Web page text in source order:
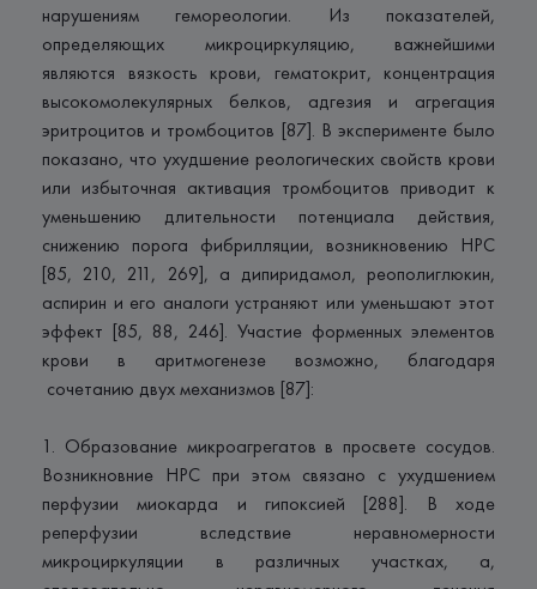
нарушениям гемореологии. Из показателей,
определяющих микроциркуляцию, важнейшими
являются вязкость крови, гематокрит, концентрация
высокомолекулярных белков, адгезия и агрегация
эритроцитов и тромбоцитов [87]. В эксперименте было
показано, что ухудшение реологических свойств крови
или избыточная активация тромбоцитов приводит к
уменьшению длительности потенциала действия,
снижению порога фибрилляции, возникновению НРС
[85, 210, 211, 269], а дипиридамол, реополиглюкин,
аспирин и его аналоги устраняют или уменьшают этот
эффект [85, 88, 246]. Участие форменных элементов
крови в аритмогенезе возможно, благодаря
сочетанию двух механизмов [87]:
1. Образование микроагрегатов в просвете сосудов.
Возникновние НРС при этом связано с ухудшением
перфузии миокарда и гипоксией [288]. В ходе
реперфузии вследствие неравномерности
микроциркуляции в различных участках, а,